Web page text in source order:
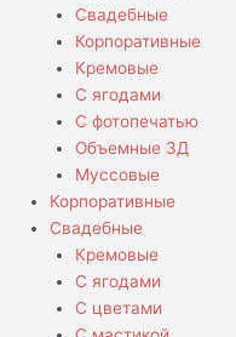
Свадебные
Корпоративные
Кремовые
С ягодами
С фотопечатью
Объемные 3Д
Муссовые
Корпоративные
Свадебные
Кремовые
С ягодами
С цветами